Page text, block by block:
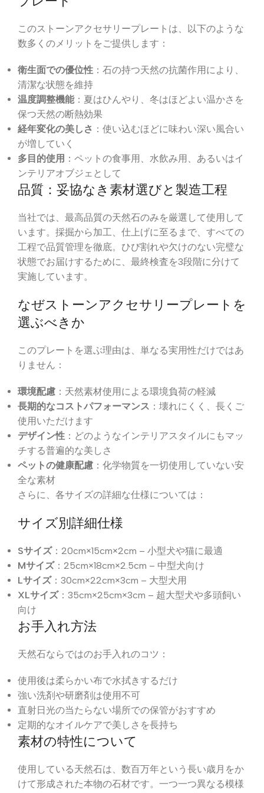
このストーンアクセサリープレートは、以下のような
数多くのメリットをご提供します：
衛生面での優位性 ：石の持つ天然の抗菌作用により、
清潔な状態を維持
温度調整機能：夏はひんやり、冬はほどよい温かさを
保つ天然の断熱効果
経年変化の美しさ ：使い込むほどに味わい深い風合い
が増していく
多目的使用 ：ペットの食事用、水飲み用、あるいはイ
ンテリアオブジェとして
品質：妥協なき素材選びと製造工程
当社では、最高品質の天然石のみを厳選して使用して
います。採掘から加工、仕上げに至るまで、すべての
工程で品質管理を徹底。ひび割れや欠けのない完璧な
状態でお届けするために、最終検査を3段階に分けて
実施しています。
なぜストーンアクセサリープレートを
選ぶべきか
このプレートを選ぶ理由は、単なる実用性だけではあ
りません：
環境配慮 ：天然素材使用による環境負荷の軽減
長期的なコストパフォーマンス ：壊れにくく、長くご
使用いただけます
デザイン性 ：どのようなインテリアスタイルにもマッ
チする普遍的な美しさ
ペットの健康配慮 ：化学物質を一切使用していない安
全な素材
さらに、各サイズの詳細な仕様については：
サイズ別詳細仕様
Sサイズ：20cm×15cm×2cm – 小型犬や猫に最適
Mサイズ：25cm×18cm×2.5cm – 中型犬向け
Lサイズ：30cm×22cm×3cm – 大型犬用
XLサイズ：35cm×25cm×3cm – 超大型犬や多頭飼い
向け
お手入れ方法
天然石ならではのお手入れのコツ：
使用後は柔らかい布で水拭きするだけ
強い洗剤や研磨剤は使用不可
直射日光の当たらない場所での保管がおすすめ
定期的なオイルケアで美しさを長持ち
素材の特性について
使用している天然石は、数百万年という長い歳月をか
けて形成された本物の石材です。一つ一つ異なる模様